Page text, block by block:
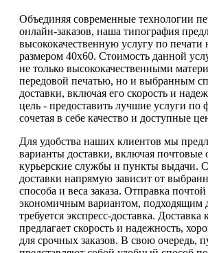
Объединяя современные технологии
онлайн-заказов, наша типография
высококачественную услугу по печати
размером 40х60. Стоимость данной
не только высококачественными
передовой печатью, но и выбранным
доставки, включая его скорость и
цель - предоставить лучшие услуги по
сочетая в себе качество и доступные
Для удобства наших клиентов мы
варианты доставки, включая почтовые
курьерские службы и пункты выдачи.
доставки напрямую зависит от
способа и веса заказа. Отправка почтой
экономичным вариантом, подходящим
требуется экспресс-доставка. Доставка
предлагает скорость и надежность,
для срочных заказов. В свою очередь,